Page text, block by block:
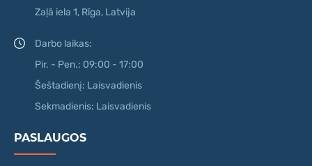
Zaļā iela 1, Rīga, Latvija
Darbo laikas:
Pir. - Pen.: 09:00 - 17:00
Šeštadienį: Laisvadienis
Sekmadienis: Laisvadienis
PASLAUGOS